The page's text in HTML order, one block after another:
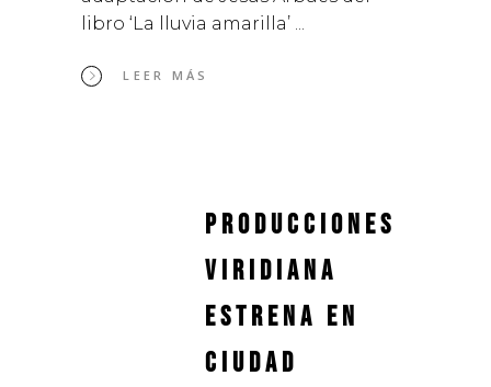
libro ‘La lluvia amarilla’
LEER MÁS
Producciones
Viridiana
estrena en
Ciudad